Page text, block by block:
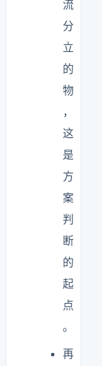
流
分
立
的
物
，
这
是
方
案
判
断
的
起
点
。
再